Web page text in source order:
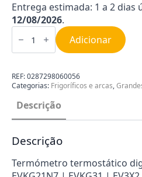
Entrega estimada: 1 a 2 dias
12/08/2026.
Quantidade
de
Termómetro
Termostático
com
uma
Sonda
0287298060056
Adicionar
REF:0287298060056
Categorias: Frigoríficos e arcas,
Descrição
Descrição
Termómetro termostático